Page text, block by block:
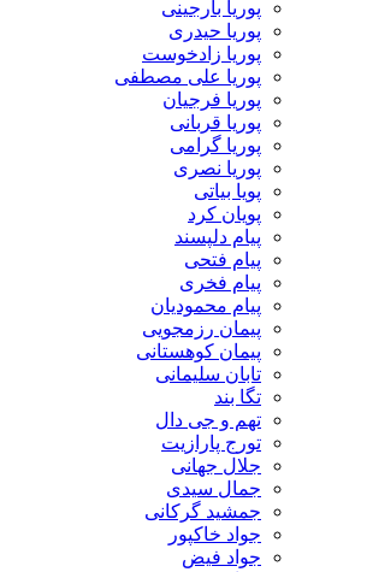
پوریا بارجینی
پوریا حیدری
پوریا زادخوست
پوریا علی مصطفی
پوریا فرجیان
پوریا قربانی
پوریا گرامی
پوریا نصری
پویا بیاتی
پویان کرد
پیام دلپسند
پیام فتحی
پیام فخری
پیام محمودیان
پیمان رزمجویی
پیمان کوهستانی
تابان سلیمانی
تگا بند
تهم و جی دال
تورج پارازیت
جلال جهانی
جمال سیدی
جمشید گرکانی
جواد خاکپور
جواد فیض